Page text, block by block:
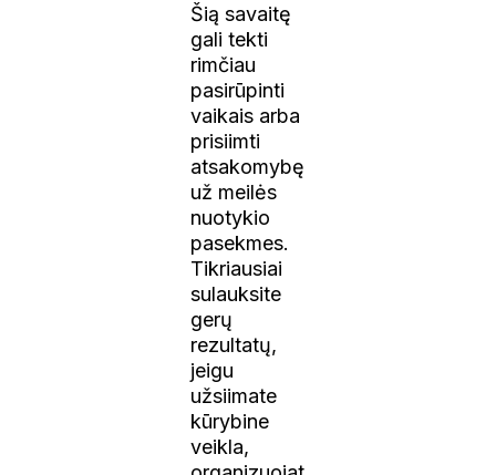
Šią savaitę
gali tekti
rimčiau
pasirūpinti
vaikais arba
prisiimti
atsakomybę
už meilės
nuotykio
pasekmes.
Tikriausiai
sulauksite
gerų
rezultatų,
jeigu
užsiimate
kūrybine
veikla,